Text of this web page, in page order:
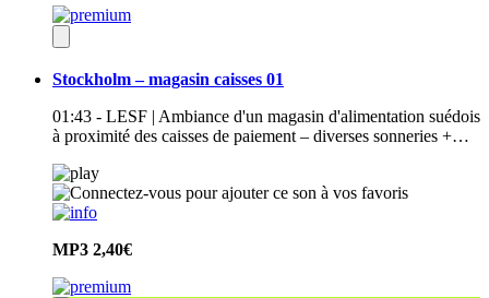
Stockholm – magasin caisses 01
01:43 - LESF | Ambiance d'un magasin d'alimentation suédois
à proximité des caisses de paiement – diverses sonneries +…
MP3 2,40€